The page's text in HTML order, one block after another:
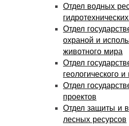
Отдел водных
Отдел
охраной и
животного мира
Отдел
геологического
Отдел
проектов
Отдел защиты и
лесных ресурсов